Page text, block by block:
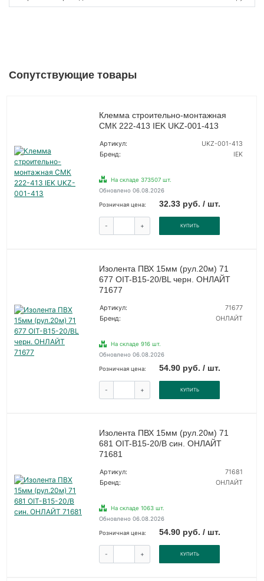
Сопутствующие товары
Клемма строительно-монтажная
СМК 222-413 IEK UKZ-001-413
Артикул:
UKZ-001-413
Бренд:
IEK
На складе 373507 шт.
Обновлено 06.08.2026
Розничная цена: 32.33 руб. / шт.
- + КУПИТЬ
Изолента ПВХ 15мм (рул.20м) 71
677 OIT-B15-20/BL черн. ОНЛАЙТ
71677
Артикул:
71677
Бренд:
ОНЛАЙТ
На складе 916 шт.
Обновлено 06.08.2026
Розничная цена: 54.90 руб. / шт.
- + КУПИТЬ
Изолента ПВХ 15мм (рул.20м) 71
681 OIT-B15-20/B син. ОНЛАЙТ
71681
Артикул:
71681
Бренд:
ОНЛАЙТ
На складе 1063 шт.
Обновлено 06.08.2026
Розничная цена: 54.90 руб. / шт.
- + КУПИТЬ